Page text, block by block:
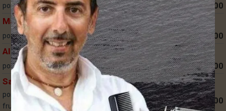
pomodoro, mozzarella, gamberetti*, prezzemolo, olio
10,00
Mare e Monti
pomodoro, mozzarella, melanzane fritte, salmone, cipolla
10,00
Al Papiro
pomodoro, mozzarella, gamberi*, spada affumicato, gratin
11,00
Sapori di Mare
pomodoro, mozzarella, vongole*, cozze*, gamberetti*,
frutti di mare*
13,00